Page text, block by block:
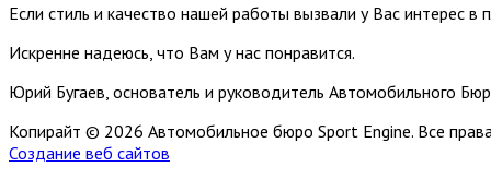
Если стиль и качество нашей работы вызвали у Вас интерес в
Искренне надеюсь, что Вам у нас понравится.
Юрий Бугаев, основатель и руководитель Автомобильного
Копирайт © 2026 Автомобильное бюро Sport Engine. Все
Создание веб сайтов